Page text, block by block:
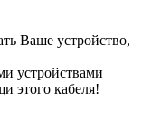
Ваше устройство,
устройствами
этого кабеля!